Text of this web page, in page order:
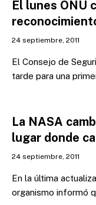
El lunes ONU
24 septiembre, 2011
El Consejo de
tarde para una
La NASA
lugar donde
24 septiembre, 2011
En la última
organismo informó